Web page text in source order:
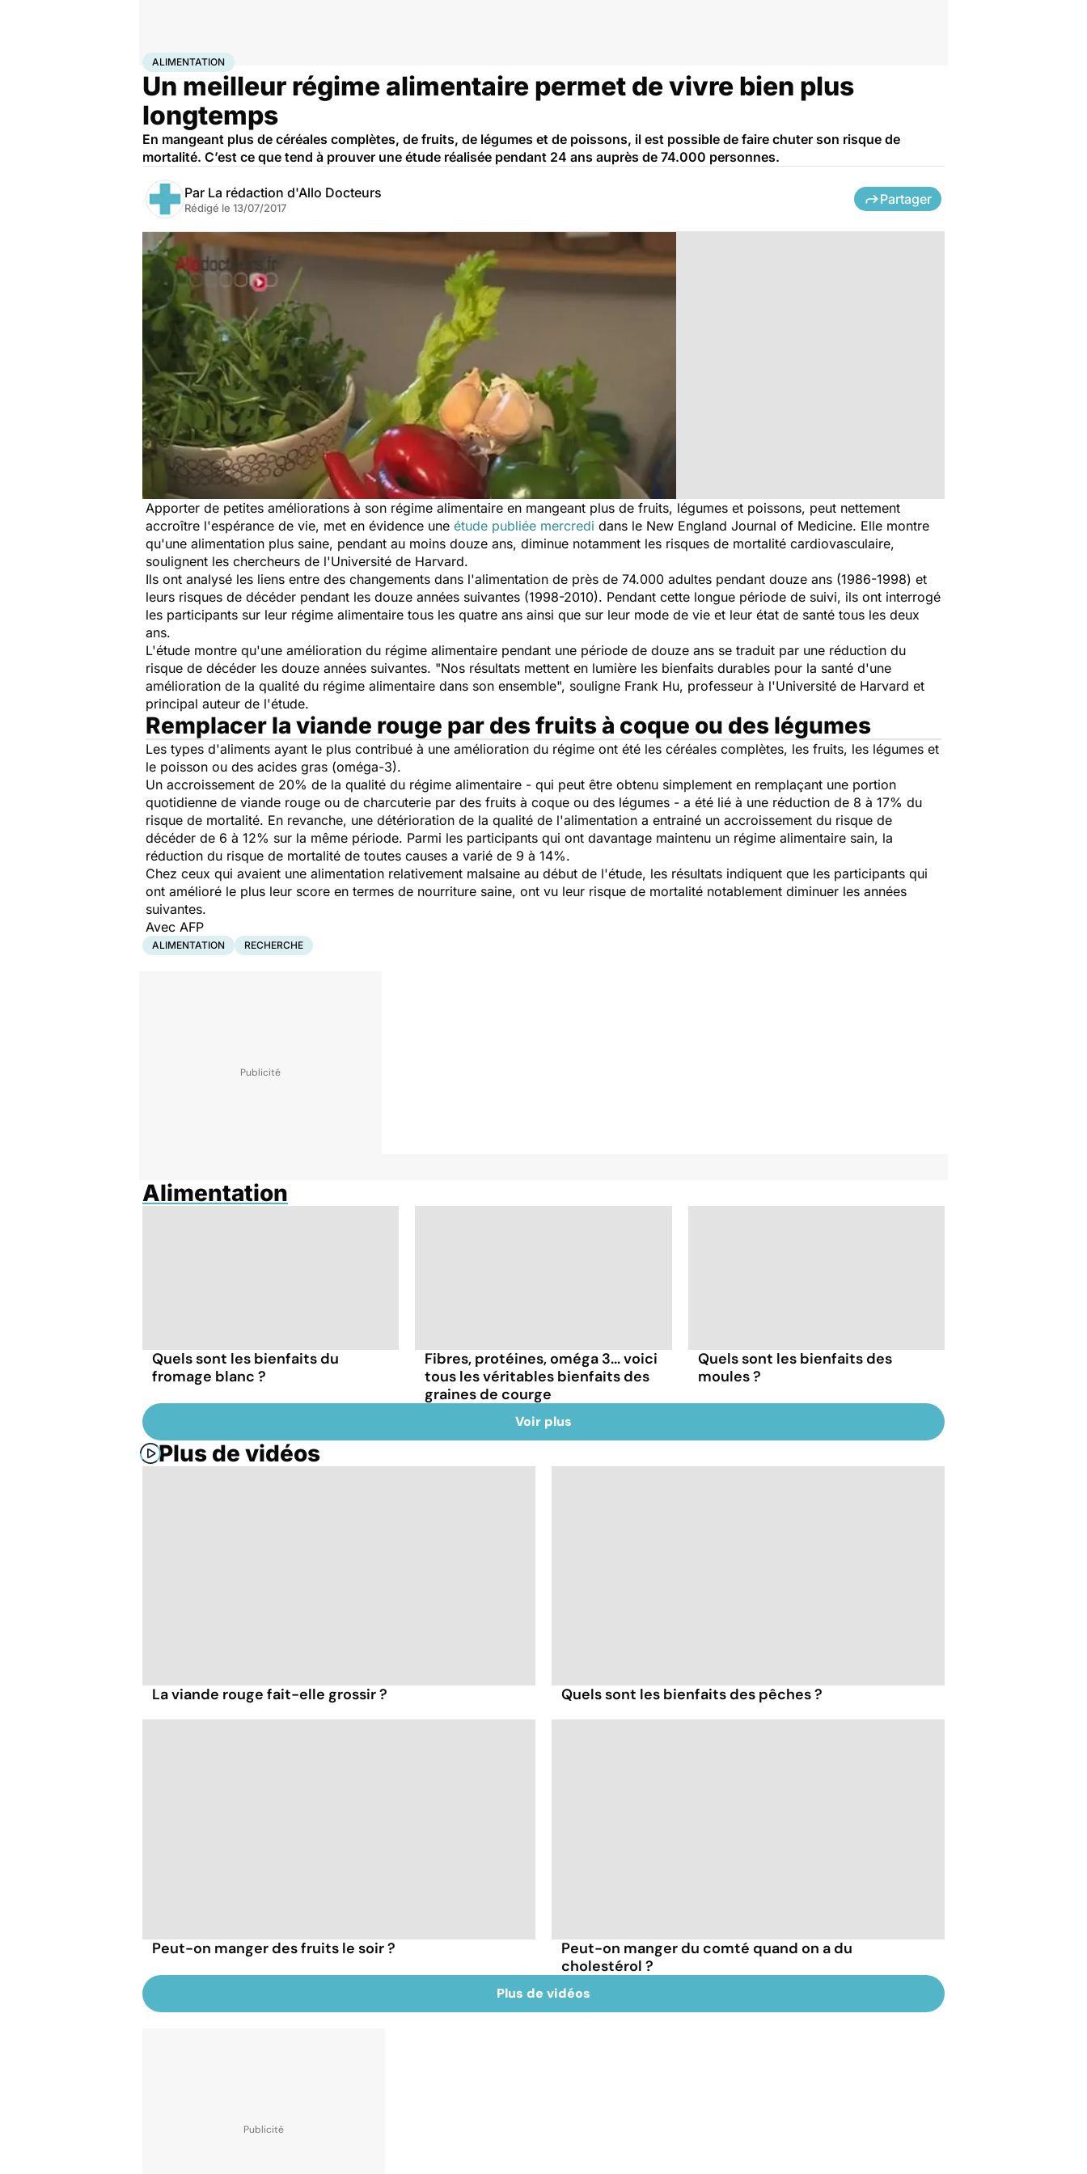
AccueilSantéMaladies
ALIMENTATION
Un meilleur régime alimentaire permet de vivre bien plus
longtemps
En mangeant plus de céréales complètes, de fruits, de légumes et de poissons, il est possible de faire chuter son risque de
mortalité. C’est ce que tend à prouver une étude réalisée pendant 24 ans auprès de 74.000 personnes.
Par La rédaction d'Allo Docteurs
Rédigé le 13/07/2017
Partager
Apporter de petites améliorations à son régime alimentaire en mangeant plus de fruits, légumes et poissons, peut nettement
accroître l'espérance de vie, met en évidence une étude publiée mercredi dans le New England Journal of Medicine. Elle montre
qu'une alimentation plus saine, pendant au moins douze ans, diminue notamment les risques de mortalité cardiovasculaire,
soulignent les chercheurs de l'Université de Harvard.
Ils ont analysé les liens entre des changements dans l'alimentation de près de 74.000 adultes pendant douze ans (1986-1998) et
leurs risques de décéder pendant les douze années suivantes (1998-2010). Pendant cette longue période de suivi, ils ont interrogé
les participants sur leur régime alimentaire tous les quatre ans ainsi que sur leur mode de vie et leur état de santé tous les deux
ans.
L'étude montre qu'une amélioration du régime alimentaire pendant une période de douze ans se traduit par une réduction du
risque de décéder les douze années suivantes. "Nos résultats mettent en lumière les bienfaits durables pour la santé d'une
amélioration de la qualité du régime alimentaire dans son ensemble", souligne Frank Hu, professeur à l'Université de Harvard et
principal auteur de l'étude.
Remplacer la viande rouge par des fruits à coque ou des légumes
Les types d'aliments ayant le plus contribué à une amélioration du régime ont été les céréales complètes, les fruits, les légumes et
le poisson ou des acides gras (oméga-3).
Un accroissement de 20% de la qualité du régime alimentaire - qui peut être obtenu simplement en remplaçant une portion
quotidienne de viande rouge ou de charcuterie par des fruits à coque ou des légumes - a été lié à une réduction de 8 à 17% du
risque de mortalité. En revanche, une détérioration de la qualité de l'alimentation a entrainé un accroissement du risque de
décéder de 6 à 12% sur la même période. Parmi les participants qui ont davantage maintenu un régime alimentaire sain, la
réduction du risque de mortalité de toutes causes a varié de 9 à 14%.
Chez ceux qui avaient une alimentation relativement malsaine au début de l'étude, les résultats indiquent que les participants qui
ont amélioré le plus leur score en termes de nourriture saine, ont vu leur risque de mortalité notablement diminuer les années
suivantes.
Avec AFP
ALIMENTATION RECHERCHE
Alimentation
Quels sont les bienfaits du
fromage blanc ?
Fibres, protéines, oméga 3... voici
tous les véritables bienfaits des
graines de courge
Quels sont les bienfaits des
moules ?
Voir plus
Plus de vidéos
La viande rouge fait-elle grossir ? Quels sont les bienfaits des pêches ?
Peut-on manger des fruits le soir ?
Peut-on manger du comté quand on a du
cholestérol ?
Plus de vidéos